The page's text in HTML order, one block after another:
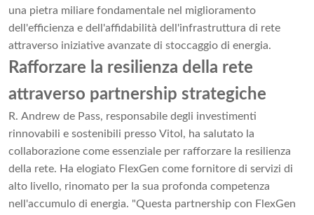
una pietra miliare fondamentale nel miglioramento
dell'efficienza e dell'affidabilità dell'infrastruttura di rete
attraverso iniziative avanzate di stoccaggio di energia.
Rafforzare la resilienza della rete
attraverso partnership strategiche
R. Andrew de Pass, responsabile degli investimenti
rinnovabili e sostenibili presso Vitol, ha salutato la
collaborazione come essenziale per rafforzare la resilienza
della rete. Ha elogiato FlexGen come fornitore di servizi di
alto livello, rinomato per la sua profonda competenza
nell'accumulo di energia. "Questa partnership con FlexGen